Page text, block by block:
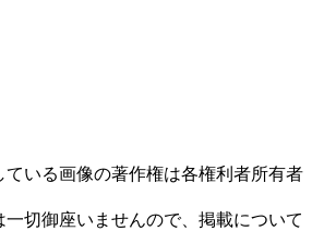
いる画像の著作権は各権利者所有者
切御座いませんので、掲載について